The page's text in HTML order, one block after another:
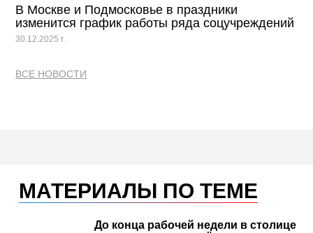
В Москве и Подмосковье в праздники
изменится график работы ряда соцучреждений
30.12.2025 г.
ВСЕ НОВОСТИ
МАТЕРИАЛЫ ПО ТЕМЕ
До конца рабочей недели в столице